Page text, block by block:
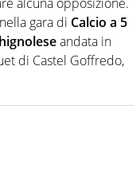
gara di Calcio a 5
andata in
di Castel Goffredo,